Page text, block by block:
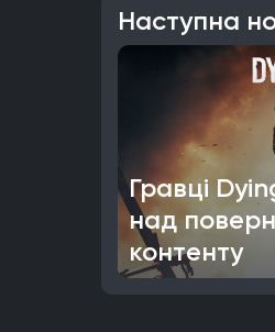
Наступна
Гравці
над
контенту